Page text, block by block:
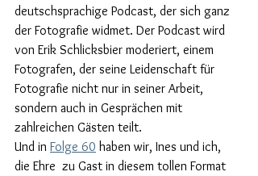
deutschsprachige Podcast, der sich ganz
der Fotografie widmet. Der Podcast wird
von Erik Schlicksbier moderiert, einem
Fotografen, der seine Leidenschaft für
Fotografie nicht nur in seiner Arbeit,
sondern auch in Gesprächen mit
zahlreichen Gästen teilt.
Und in Folge 60 haben wir, Ines und ich,
die Ehre  zu Gast in diesem tollen Format